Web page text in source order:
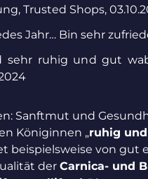
Trusted Shops,
Jahr… Bin sehr
sehr ruhig und gut
Sanftmut und
Königinnen „ruhig
beispielsweise von gut
der Carnica- und